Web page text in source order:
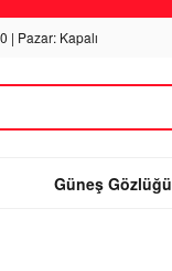
| Pazar: Kapalı
Güneş Gözlüğü